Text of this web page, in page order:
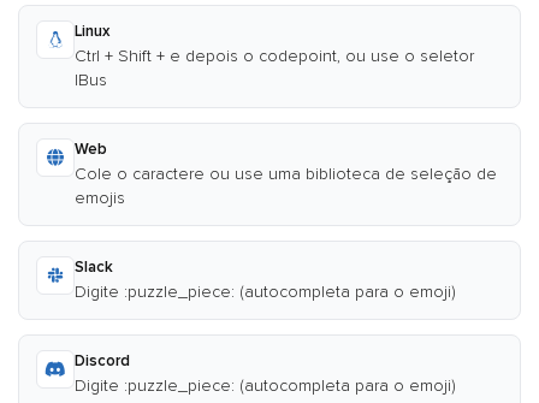
Linux
Ctrl + Shift + e depois o codepoint, ou use o seletor
IBus
Web
Cole o caractere ou use uma biblioteca de seleção de
emojis
Slack
Digite :puzzle_piece: (autocompleta para o emoji)
Discord
Digite :puzzle_piece: (autocompleta para o emoji)